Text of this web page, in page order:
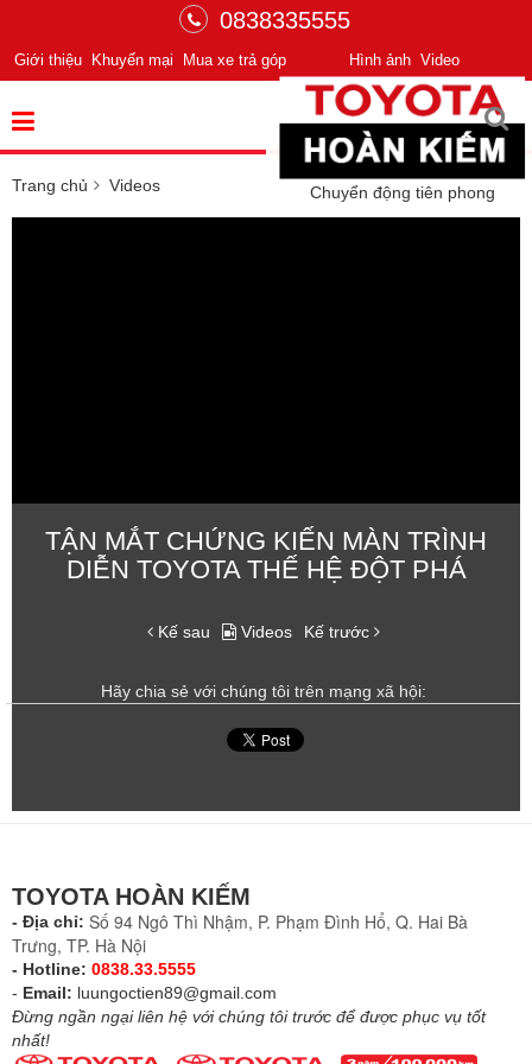
0838335555
Hình ảnh Video
Giới thiệu Khuyến mại Mua xe trả góp
Chuyển động tiên phong
Trang chủ Videos
TẬN MẮT CHỨNG KIẾN MÀN TRÌNH
DIỄN TOYOTA THẾ HỆ ĐỘT PHÁ
Kế sau Videos Kế trước
Hãy chia sẻ với chúng tôi trên mạng xã hội:
TOYOTA HOÀN KIẾM
- Địa chỉ: Số 94 Ngô Thì Nhậm, P. Phạm Đình Hổ, Q. Hai Bà
Trưng, TP. Hà Nội
- Hotline: 0838.33.5555
- Email: luungoctien89@gmail.com
Đừng ngần ngại liên hệ với chúng tôi trước để được phục vụ tốt
nhất!